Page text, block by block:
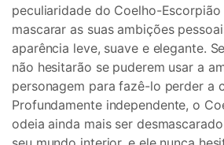
peculiaridade do Coelho-
mascarar as suas ambições
aparência leve, suave e elegante.
não hesitarão se puderem usar a
personagem para fazê-lo perder a
Profundamente independente, o
odeia ainda mais ser